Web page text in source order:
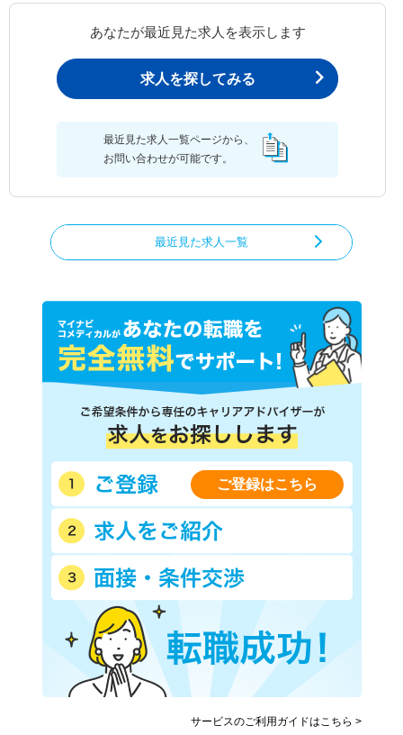
あなたが最近見た求人を表示します
求人を探してみる
最近見た求人一覧ページから、
お問い合わせが可能です。
最近見た求人一覧
ご登録はこちら
サービスのご利用ガイドはこちら >